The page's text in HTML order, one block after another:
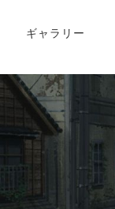
ギャラリー